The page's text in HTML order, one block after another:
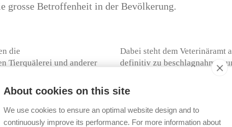
grosse Betroffenheit in der Bevölkerung.
die
Tierquälerei und anderer
weitreichenden
anderer erfüllt und
seit Jahren
weit über Hundert
Dabei steht dem
definitiv zu beschlagnahmen
Anspruch zu nehmen. Nach
Beschlagnahmung trotz der
von U. K. noch nicht
Ebenso ist die unverzügliche
About cookies on this site
We use cookies to ensure an optimal website design and to
continuously improve its performance. For more information about